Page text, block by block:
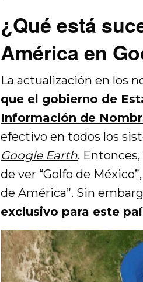
¿Qué está
América en
La actualización en los
que el gobierno de
Información de
efectivo en todos los
Google Earth.
de ver “Golfo de
de América”. Sin
exclusivo para este